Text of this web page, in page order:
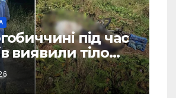
під час
виявили тіло
чоловіка (Фото)